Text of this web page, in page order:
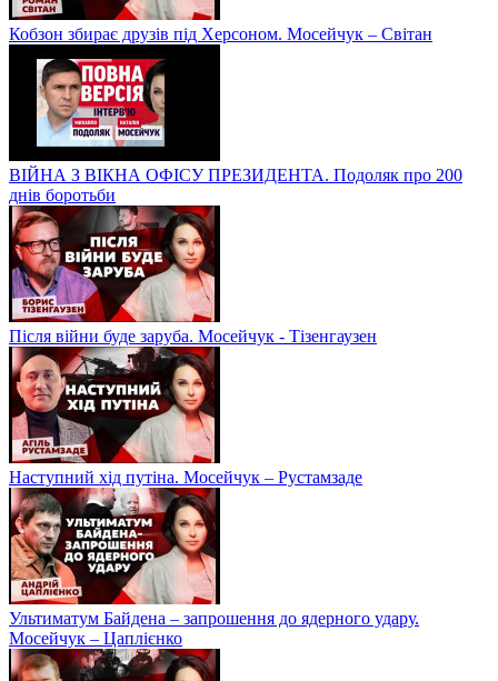
Кобзон збирає друзів під Херсоном. Мосейчук – Світан
ВІЙНА З ВІКНА ОФІСУ ПРЕЗИДЕНТА. Подоляк про 200
днів боротьби
Після війни буде заруба. Мосейчук - Тізенгаузен
Наступний хід путіна. Мосейчук – Рустамзаде
Ультиматум Байдена – запрошення до ядерного удару.
Мосейчук – Цаплієнко